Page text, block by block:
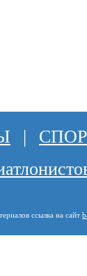
|
ссылка на сайт